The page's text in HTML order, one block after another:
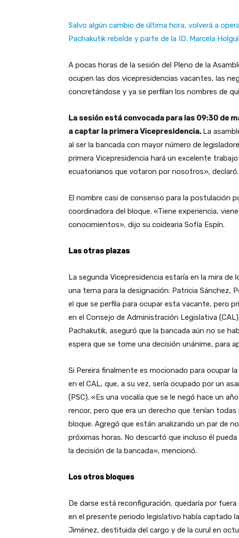
Salvo algún cambio de última hora, volverá a
Pachakutik rebelde y parte de la ID. Marcela
A pocas horas de la sesión del Pleno de la
ocupen las dos vicepresidencias vacantes, las
concretándose y ya se perfilan los nombres de
La sesión está convocada para las 09:30 de
a captar la primera Vicepresidencia. La
al ser la bancada con mayor número de
primera Vicepresidencia hará un excelente
ecuatorianos que votaron por nosotros», declaró.
El nombre casi de consenso para la postulación
coordinadora del bloque. «Tiene experiencia,
conocimientos», dijo su coidearia Sofía Espín.
Las otras plazas
La segunda Vicepresidencia estaría en la mira
una terna para la designación: Patricia Sánchez,
el que se perfila para ocupar esta vacante, pero
en el Consejo de Administración Legislativa
Pachakutik, aseguró que la bancada aún no se
espera que se tome una decisión unánime, para
Si Pereira finalmente es mocionado para ocupar
en el CAL, que, a su vez, sería ocupado por un
(PSC). «Es una vocalía que se le negó hace un
rencor, pero que era un derecho que tenían
bloque. Agregó que están analizando un par de
próximas horas. No descartó que incluso él
la decisión de la bancada», mencionó.
Los otros bloques
De darse está reconfiguración, quedaría por
en el presente periodo legislativo había captado
Jiménez, destituida del cargo y de la curul en